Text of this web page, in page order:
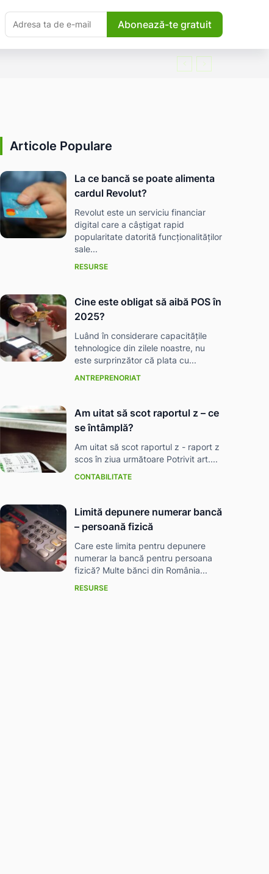
Abonează-te gratuit
Articole Populare
La ce bancă se poate alimenta
cardul Revolut?
Revolut este un serviciu financiar
digital care a câștigat rapid
popularitate datorită funcționalităților
sale...
RESURSE
Cine este obligat să aibă POS în
2025?
Luând în considerare capacitățile
tehnologice din zilele noastre, nu
este surprinzător că plata cu...
ANTREPRENORIAT
Am uitat să scot raportul z – ce
se întâmplă?
Am uitat să scot raportul z - raport z
scos în ziua următoare Potrivit art....
CONTABILITATE
Limită depunere numerar bancă
– persoană fizică
Care este limita pentru depunere
numerar la bancă pentru persoana
fizică? Multe bănci din România...
RESURSE